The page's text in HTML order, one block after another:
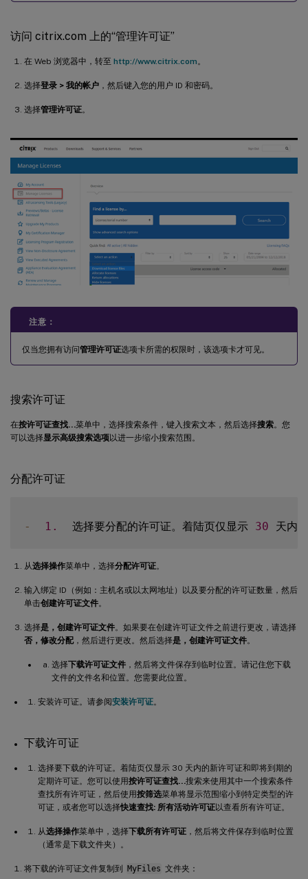
访问 citrix.com 上的“管理许可证”
在 Web 浏览器中，转至 http://www.citrix.com 。
选择登录 > 我的帐户 ，然后键入您的用户 ID 和密码。
选择管理许可证。
注意：
仅当您拥有访问管理许可证选项卡所需的权限时，该选项卡才可见。
搜索许可证
在按许可证查找…菜单中，选择搜索条件，键入搜索文本，然后选择搜索。您
可以选择显示高级搜索选项以进一步缩小搜索范围。
分配许可证
- 1.
  选择要分配的许可证。着陆页仅显示
30 天内
从选择操作菜单中，选择分配许可证。
输入绑定 ID（例如：主机名或以太网地址）以及要分配的许可证数量，然后
单击创建许可证文件。
选择是，创建许可证文件。如果要在创建许可证文件之前进行更改，请选择
否，修改分配，然后进行更改。然后选择是，创建许可证文件。
选择下载许可证文件 ，然后将文件保存到临时位置。请记住您下载
文件的文件名和位置。您需要此位置。
安装许可证。请参阅安装许可证。
下载许可证
选择要下载的许可证。着陆页仅显示 30 天内的新许可证和即将到期的
定期许可证。您可以使用按许可证查找…搜索来使用其中一个搜索条件
查找所有许可证，然后使用按筛选菜单将显示范围缩小到特定类型的许
可证，或者您可以选择快速查找: 所有活动许可证以查看所有许可证。
从选择操作菜单中，选择下载所有许可证 ，然后将文件保存到临时位置
（通常是下载文件夹）。
将下载的许可证文件复制到 MyFiles 文件夹：